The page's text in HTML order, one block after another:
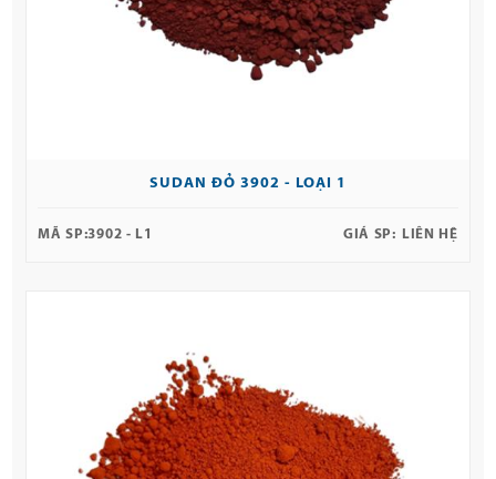
SUDAN ĐỎ 3902 - LOẠI 1
MÃ SP:3902 - L1 GIÁ SP: LIÊN HỆ